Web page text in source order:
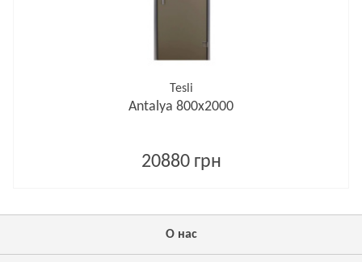
Tesli
Antalya 800х2000
20880 грн
О нас